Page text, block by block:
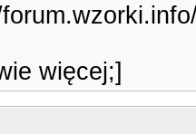
więcej;]